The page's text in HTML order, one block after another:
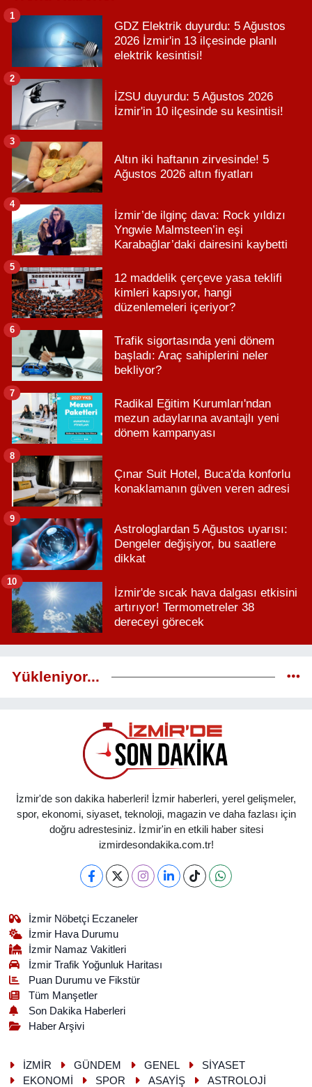
GDZ Elektrik duyurdu: 5 Ağustos
2026 İzmir'in 13 ilçesinde planlı
elektrik kesintisi!
1
İZSU duyurdu: 5 Ağustos 2026
İzmir'in 10 ilçesinde su kesintisi!
2
Altın iki haftanın zirvesinde! 5
Ağustos 2026 altın fiyatları
3
İzmir’de ilginç dava: Rock yıldızı
Yngwie Malmsteen’in eşi
Karabağlar’daki dairesini kaybetti
4
12 maddelik çerçeve yasa teklifi
kimleri kapsıyor, hangi
düzenlemeleri içeriyor?
5
Trafik sigortasında yeni dönem
başladı: Araç sahiplerini neler
bekliyor?
6
Radikal Eğitim Kurumları'ndan
mezun adaylarına avantajlı yeni
dönem kampanyası
7
Çınar Suit Hotel, Buca'da konforlu
konaklamanın güven veren adresi
8
Astrologlardan 5 Ağustos uyarısı:
Dengeler değişiyor, bu saatlere
dikkat
9
İzmir'de sıcak hava dalgası etkisini
artırıyor! Termometreler 38
dereceyi görecek
10
Yükleniyor...
İzmir'de son dakika haberleri! İzmir haberleri, yerel gelişmeler,
spor, ekonomi, siyaset, teknoloji, magazin ve daha fazlası için
doğru adrestesiniz. İzmir'in en etkili haber sitesi
izmirdesondakika.com.tr!
İzmir Nöbetçi Eczaneler
İzmir Hava Durumu
İzmir Namaz Vakitleri
İzmir Trafik Yoğunluk Haritası
Puan Durumu ve Fikstür
Tüm Manşetler
Son Dakika Haberleri
Haber Arşivi
İZMİR GÜNDEM GENEL
SİYASET
EKONOMİ
SPOR ASAYİŞ ASTROLOJİ